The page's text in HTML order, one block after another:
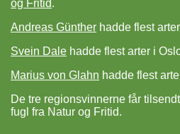
og Fritid.
Andreas Günther hadde flest
Svein Dale hadde flest arter i
Marius von Glahn hadde flest
De tre regionsvinnerne får
fugl fra Natur og Fritid.